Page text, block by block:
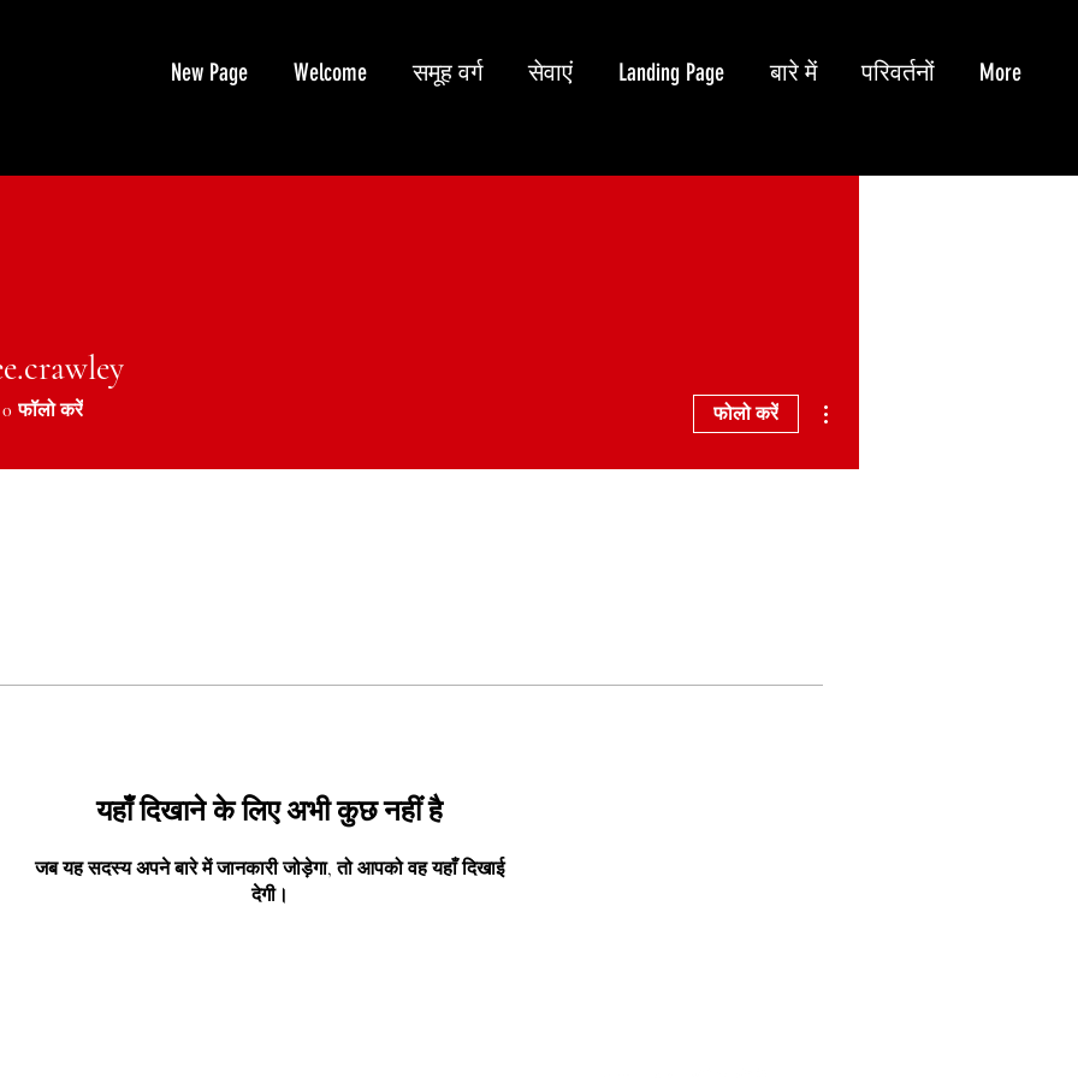
New Page Welcome समूह वर्ग सेवाएं Landing Page बारे में परिवर्तनों More
यहाँ दिखाने के लिए अभी कुछ नहीं है
जब यह सदस्य अपने बारे में जानकारी जोड़ेगा, तो आपको वह यहाँ दिखाई
देगी।
0 फॉलो करें फोलो करें